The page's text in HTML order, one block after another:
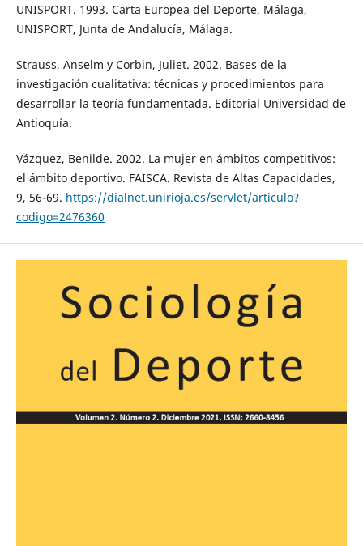
UNISPORT. 1993. Carta Europea del Deporte, Málaga,
UNISPORT, Junta de Andalucía, Málaga.
Strauss, Anselm y Corbin, Juliet. 2002. Bases de la
investigación cualitativa: técnicas y procedimientos para
desarrollar la teoría fundamentada. Editorial Universidad de
Antioquía.
Vázquez, Benilde. 2002. La mujer en ámbitos competitivos:
el ámbito deportivo. FAISCA. Revista de Altas Capacidades,
9, 56-69. https://dialnet.unirioja.es/servlet/articulo?
codigo=2476360